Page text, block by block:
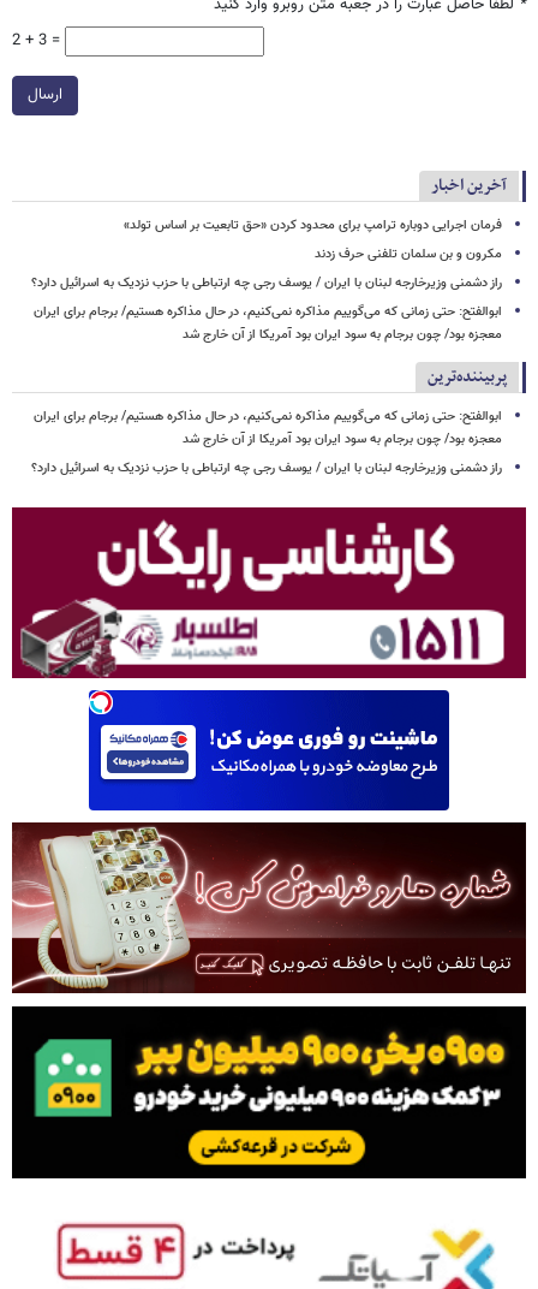
2 + 3 =
ارسال
آخرین اخبار
فرمان اجرایی دوباره ترامپ برای محدود کردن «حق تابعیت بر اساس تولد»
مکرون و بن سلمان تلفنی حرف زدند
راز دشمنی وزیرخارجه لبنان با ایران / یوسف رجی چه ارتباطی با حزب نزدیک به اسرائیل دارد؟
ابوالفتح: حتی زمانی که می‌گوییم مذاکره نمی‌کنیم، در حال مذاکره هستیم/ برجام برای ایران
معجزه بود/ چون برجام به سود ایران بود آمریکا از آن خارج شد
پربیننده‌ترین
ابوالفتح: حتی زمانی که می‌گوییم مذاکره نمی‌کنیم، در حال مذاکره هستیم/ برجام برای ایران
معجزه بود/ چون برجام به سود ایران بود آمریکا از آن خارج شد
راز دشمنی وزیرخارجه لبنان با ایران / یوسف رجی چه ارتباطی با حزب نزدیک به اسرائیل دارد؟